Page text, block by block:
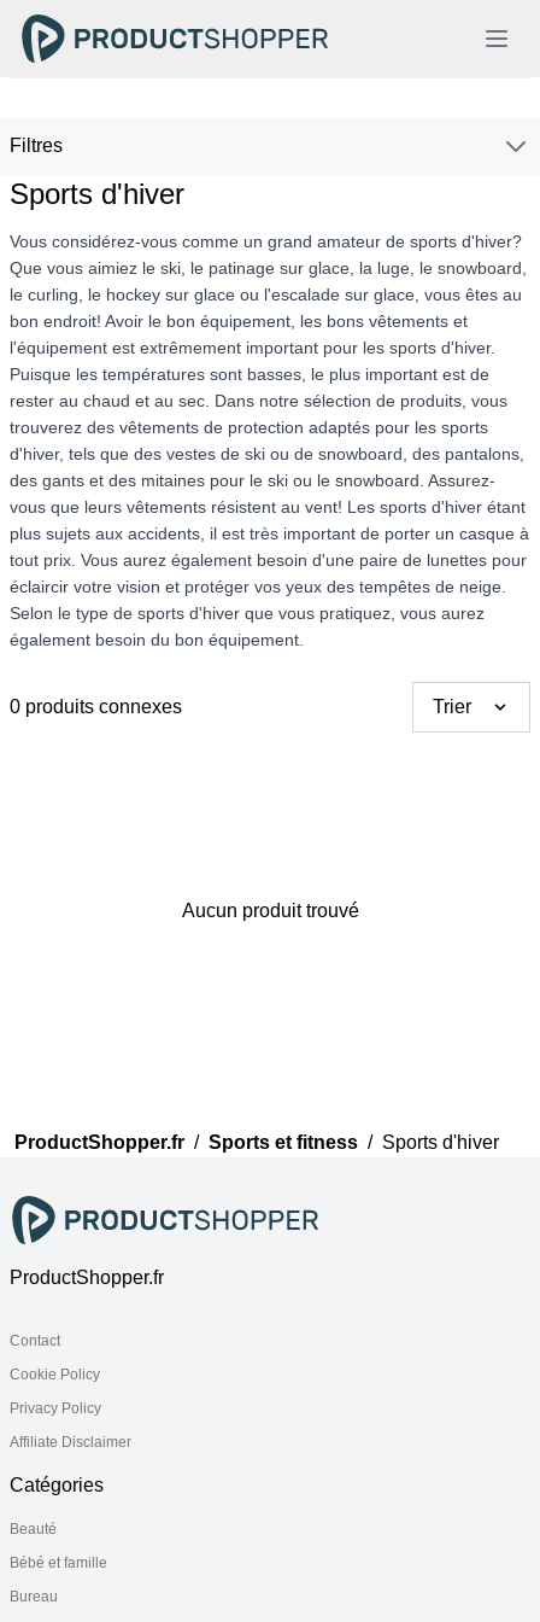
Filtres
Sports d'hiver
Vous considérez-vous comme un grand amateur de sports d'hiver?
Que vous aimiez le ski, le patinage sur glace, la luge, le snowboard,
le curling, le hockey sur glace ou l'escalade sur glace, vous êtes au
bon endroit! Avoir le bon équipement, les bons vêtements et
l'équipement est extrêmement important pour les sports d'hiver.
Puisque les températures sont basses, le plus important est de
rester au chaud et au sec. Dans notre sélection de produits, vous
trouverez des vêtements de protection adaptés pour les sports
d'hiver, tels que des vestes de ski ou de snowboard, des pantalons,
des gants et des mitaines pour le ski ou le snowboard. Assurez-
vous que leurs vêtements résistent au vent! Les sports d'hiver étant
plus sujets aux accidents, il est très important de porter un casque à
tout prix. Vous aurez également besoin d'une paire de lunettes pour
éclaircir votre vision et protéger vos yeux des tempêtes de neige.
Selon le type de sports d'hiver que vous pratiquez, vous aurez
également besoin du bon équipement.
0 produits connexes Trier
Aucun produit trouvé
examiner vos commentaires
ProductShopper.fr / Sports et fitness / Sports d'hiver
ProductShopper.fr
Contact
Cookie Policy
Privacy Policy
Affiliate Disclaimer
Catégories
Beauté
Bébé et famille
Bureau